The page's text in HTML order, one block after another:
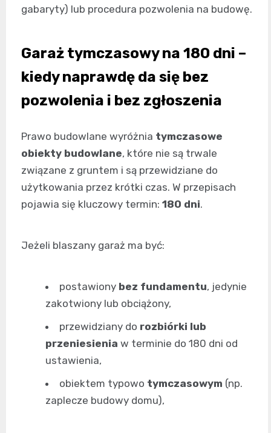
gabaryty) lub procedura pozwolenia na budowę.
Garaż tymczasowy na 180 dni –
kiedy naprawdę da się bez
pozwolenia i bez zgłoszenia
Prawo budowlane wyróżnia tymczasowe
obiekty budowlane, które nie są trwale
związane z gruntem i są przewidziane do
użytkowania przez krótki czas. W przepisach
pojawia się kluczowy termin: 180 dni.
Jeżeli blaszany garaż ma być:
postawiony bez fundamentu, jedynie
zakotwiony lub obciążony,
przewidziany do rozbiórki lub
przeniesienia w terminie do 180 dni od
ustawienia,
obiektem typowo tymczasowym (np.
zaplecze budowy domu),